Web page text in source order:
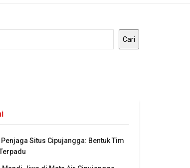
Cari
Situs Cipujangga: Bentuk Tim